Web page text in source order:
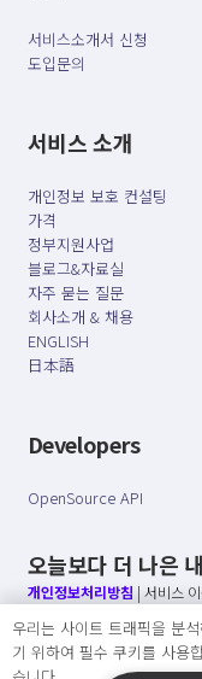
서비스소개서 신청
도입문의
서비스 소개
개인정보 보호 컨설팅
가격
정부지원사업
블로그&자료실
자주 묻는 질문
회사소개 & 채용
ENGLISH
日本語
Developers
OpenSource API
오늘보다 더 나은
개인정보처리방침 | 서비스
○ 개인정보보호 컴플라이언
○ 정보주체의 권리를 보장하
우리는 사이트 트래픽을 분
기 위하여 필수 쿠키를 사용